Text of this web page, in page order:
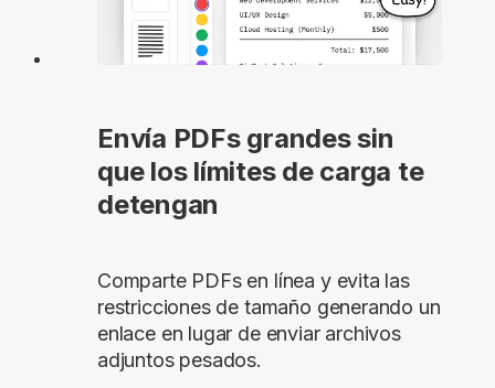
Envía PDFs grandes sin
que los límites de carga te
detengan
Comparte PDFs en línea y evita las
restricciones de tamaño generando un
enlace en lugar de enviar archivos
adjuntos pesados.